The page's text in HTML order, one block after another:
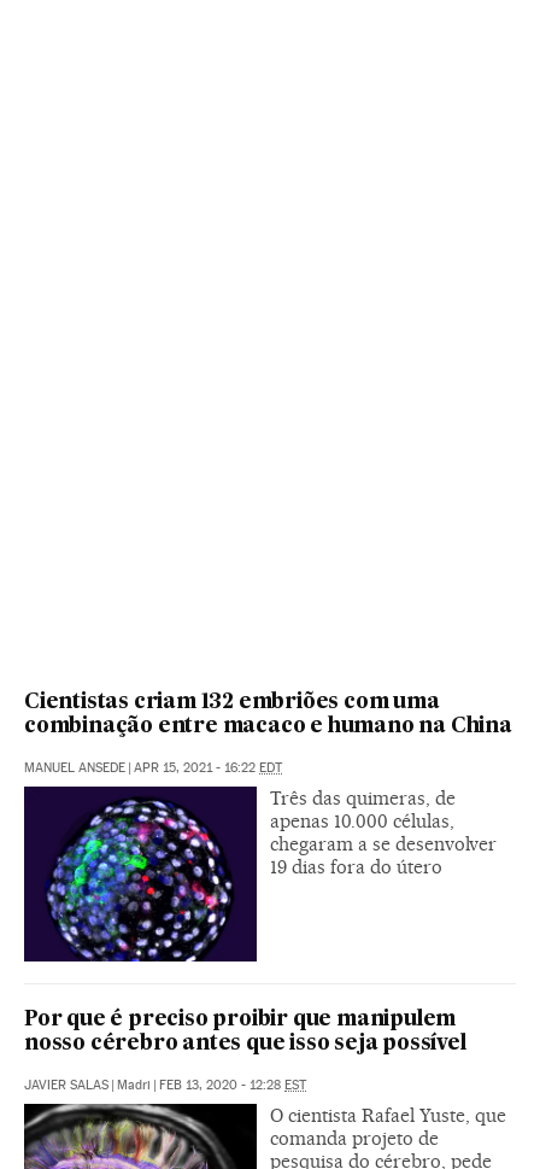
Cientistas criam 132 embriões com uma
combinação entre macaco e humano na China
MANUEL ANSEDE APR 15, 2021 - 16:22 EDT
Três das quimeras, de
apenas 10.000 células,
chegaram a se desenvolver
19 dias fora do útero
Por que é preciso proibir que manipulem
nosso cérebro antes que isso seja possível
JAVIER SALAS Madri FEB 13, 2020 - 12:28 EST
O cientista Rafael Yuste, que
comanda projeto de
pesquisa do cérebro, pede